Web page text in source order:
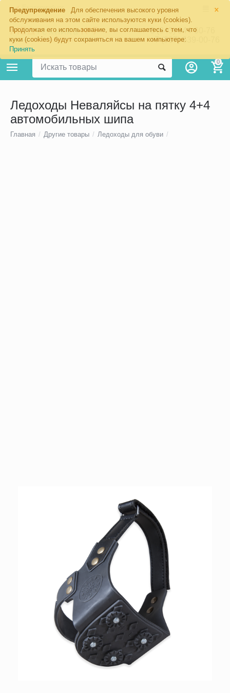
×
Предупреждение
Для обеспечения высокого уровня
обслуживания на этом сайте используются куки (cookies).
Продолжая его использование, вы соглашаетесь с тем, что
куки (cookies) будут сохраняться на вашем компьютере:
Принять
Екатеринбург
8 (343) 344-60-76
+7 (967) 639-00-76
0
Ледоходы Неваляйсы на пятку 4+4
автомобильных шипа
Главная / Другие товары / Ледоходы для обуви /